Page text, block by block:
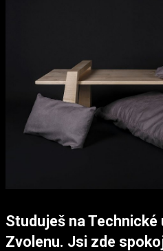
Studuješ na Technické
Zvolenu. Jsi zde